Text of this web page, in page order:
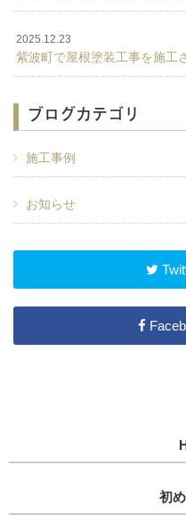
2025.12.23
紫波町で屋根塗装工事を施工
ブログカテゴリ
施工事例
お知らせ
初